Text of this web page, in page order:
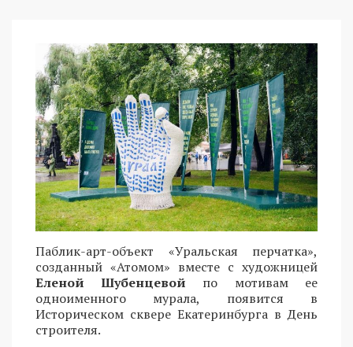
Паблик-арт-объект «Уральская перчатка»,
созданный «Атомом» вместе с художницей
Еленой Шубенцевой по мотивам ее
одноименного мурала, появится в
Историческом сквере Екатеринбурга в День
строителя.